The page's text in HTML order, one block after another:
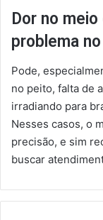
Dor no
problema
Pode,
no peito, falta de
irradiando para
Nesses casos, o
precisão, e sim
buscar